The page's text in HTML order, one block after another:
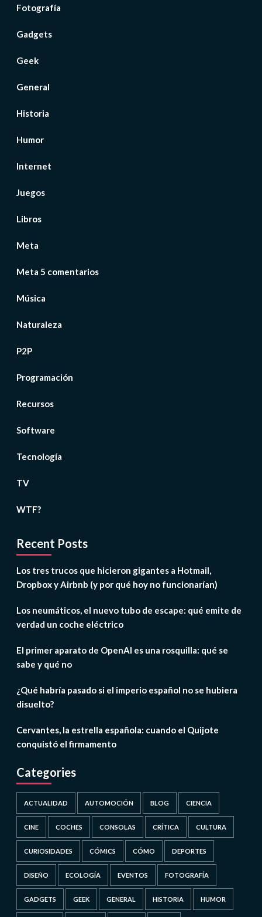
Fotografía
Gadgets
Geek
General
Historia
Humor
Internet
Juegos
Libros
Meta
Meta 5 comentarios
Música
Naturaleza
P2P
Programación
Recursos
Software
Tecnología
TV
WTF?
Recent Posts
Los tres trucos que hicieron gigantes a Hotmail,
Dropbox y Airbnb (y por qué hoy no funcionarían)
Los neumáticos, el nuevo tubo de escape: qué emite de
verdad un coche eléctrico
El primer aparato de OpenAI es una rosquilla: qué se
sabe y qué no
¿Qué habría pasado si el imperio español no se hubiera
disuelto?
Cervantes, la estrella española: cuando el Quijote
conquistó el firmamento
Categories
ACTUALIDAD AUTOMOCIÓN BLOG CIENCIA
CINE COCHES CONSOLAS CRÍTICA CULTURA
CURIOSIDADES CÓMICS CÓMO DEPORTES
DISEÑO ECOLOGÍA EVENTOS FOTOGRAFÍA
GADGETS GEEK GENERAL HISTORIA HUMOR